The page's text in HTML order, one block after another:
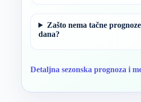
Zašto nema tačne
dana?
Detaljna sezonska prognoza i